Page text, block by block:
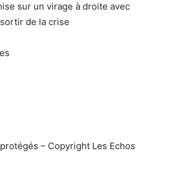
sur un virage à droite avec
de la crise
– Copyright Les Echos